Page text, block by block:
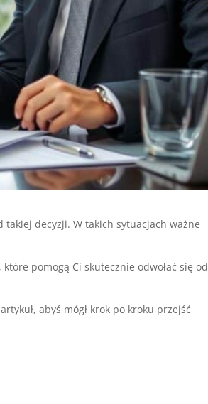
takiej decyzji. W takich sytuacjach ważne
pomogą Ci skutecznie odwołać się od
abyś mógł krok po kroku przejść